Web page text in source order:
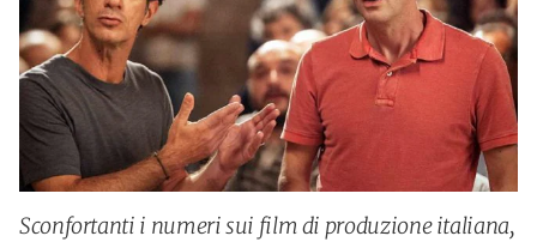
Sconfortanti i numeri sui film di produzione italiana,